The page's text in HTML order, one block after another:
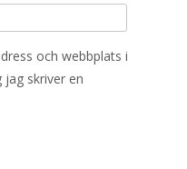
och webbplats i
jag skriver en